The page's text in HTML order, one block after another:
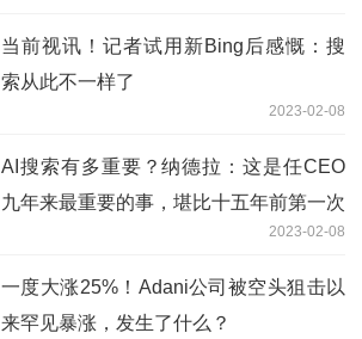
当前视讯！记者试用新Bing后感慨：搜
索从此不一样了
2023-02-08
AI搜索有多重要？纳德拉：这是任CEO
九年来最重要的事，堪比十五年前第一次
2023-02-08
一度大涨25%！Adani公司被空头狙击以
来罕见暴涨，发生了什么？